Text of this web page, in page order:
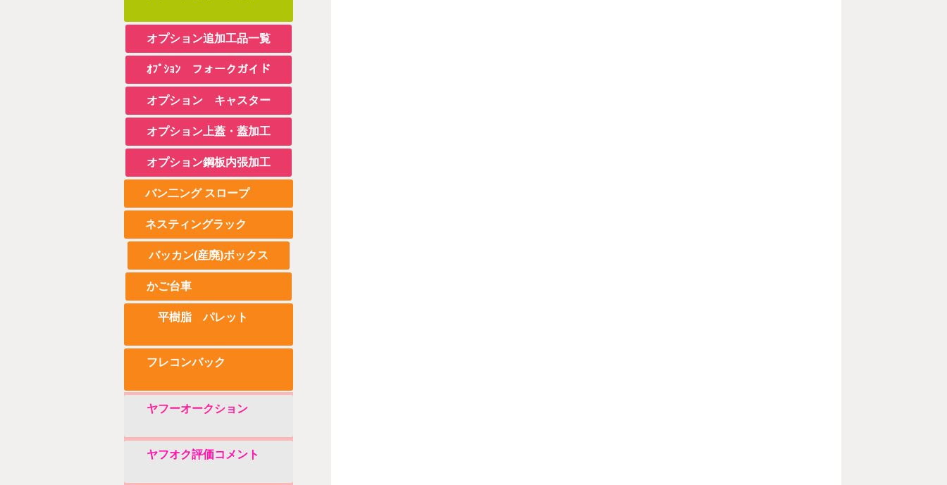
オプション追加工品一覧
ｵﾌﾟｼｮﾝ フォークガイド
オプション キャスター
オプション上蓋・蓋加工
オプション鋼板内張加工
バン二ング スロープ
ネスティングラック
バッカン(産廃)ボックス
かご台車
平樹脂 パレット
フレコンバック
ヤフーオークション
ヤフオク評価コメント